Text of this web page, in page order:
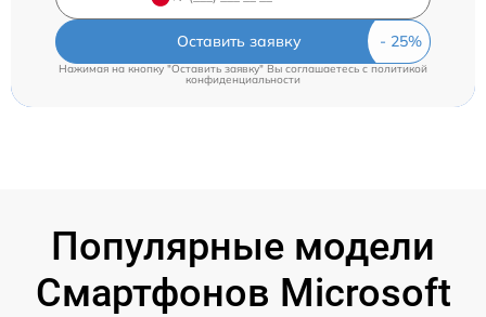
Оставить заявку
Нажимая на кнопку "Оставить заявку" Вы соглашаетесь cполитикой
конфиденциальности
Популярные модели
Смартфонов Microsoft